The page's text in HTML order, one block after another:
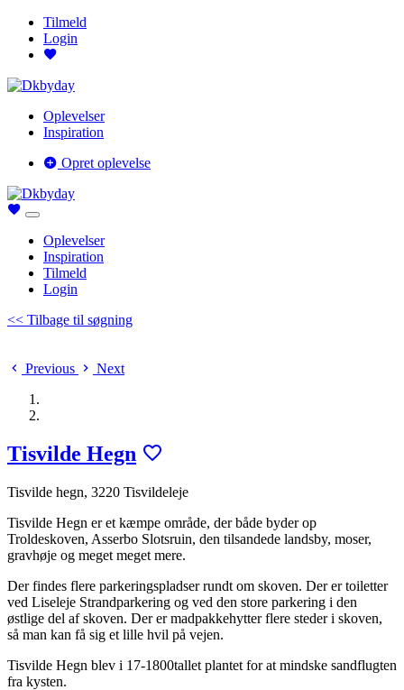
Tilmeld
Login
Oplevelser
Inspiration
Opret oplevelse
Oplevelser
Inspiration
Tilmeld
Login
<< Tilbage til søgning
Previous Next
Tisvilde Hegn
Tisvilde hegn, 3220 Tisvildeleje
Tisvilde Hegn er et kæmpe område, der både byder op
Troldeskoven, Asserbo Slotsruin, den tilsandede landsby, moser,
gravhøje og meget meget mere.
Der findes flere parkeringspladser rundt om skoven. Der er toiletter
ved Liseleje Strandparkering og ved den store parkering i den
østlige del af skoven. Der er madpakkehytter flere steder i skoven,
så man kan få sig et lille hvil på vejen.
Tisvilde Hegn blev i 17-1800tallet plantet for at mindske sandflugten
fra kysten.